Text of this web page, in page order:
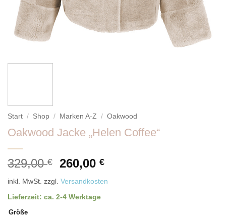
Start / Shop / Marken A-Z / Oakwood
Oakwood Jacke „Helen Coffee“
329,00€
Ursprünglicher
war:
329,00 €
260,00€Aktueller
ist:
inkl. MwSt. zzgl. Versandkosten
Lieferzeit: ca. 2-4 Werktage
Größe